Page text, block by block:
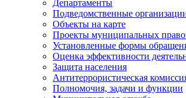
Департаменты
Подведомственные
Объекты на карте
Проекты муниципальных
Установленные формы
Оценка эффективности
Защита населения
Антитеррористическая
Полномочия, задачи и функции